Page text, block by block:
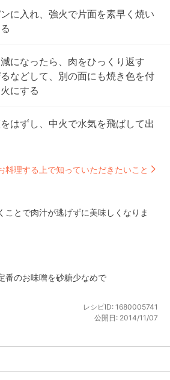
に入れ、強火で片面を素早く焼い
になったら、肉をひっくり返す
などして、別の面にも焼き色を付
にする
はずし、中火で水気を飛ばして出
料理する上で知っていただきたいこと
ことで肉汁が逃げずに美味しくなりま
番のお味噌を砂糖少なめで
レシピID: 1680005741
公開日: 2014/11/07